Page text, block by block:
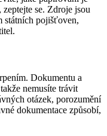
se. Zdroje jsou
státních pojišťoven,
Dokumentu a
nemusíte trávit
otázek, porozumění
dokumentace způsobí,